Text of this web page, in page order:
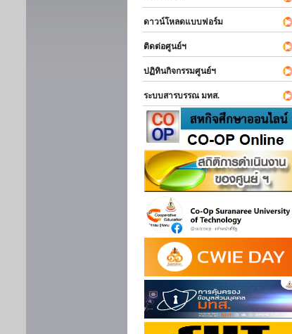
ดาวน์โหลดแบบฟอร์ม
ติดต่อศูนย์ฯ
ปฏิทินกิจกรรมศูนย์ฯ
ระบบสารบรรณ มทส.